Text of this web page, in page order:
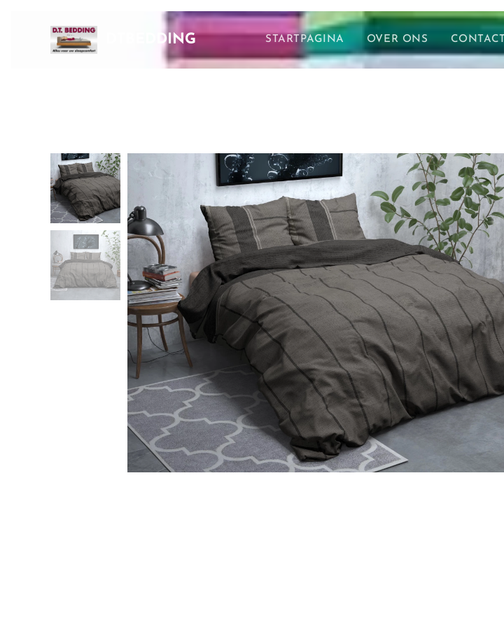
DTBEDDING STARTPAGINA OVER ONS CONTACT